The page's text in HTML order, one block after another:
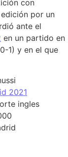
con
por un
ante el
en un partido en
1) y en el que